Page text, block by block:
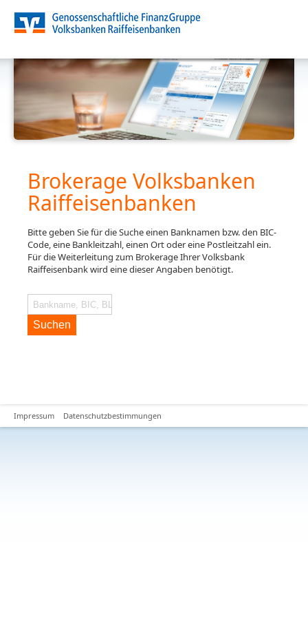
Brokerage Volksbanken
Raiffeisenbanken
Bitte geben Sie für die Suche einen Banknamen bzw. den BIC-
Code, eine Bankleitzahl, einen Ort oder eine Postleitzahl ein.
Für die Weiterleitung zum Brokerage Ihrer Volksbank
Raiffeisenbank wird eine dieser Angaben benötigt.
Suchen
Impressum Datenschutzbestimmungen